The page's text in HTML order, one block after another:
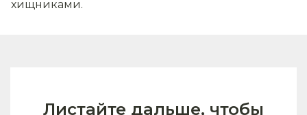
хищниками.
Листайте дальше, чтобы